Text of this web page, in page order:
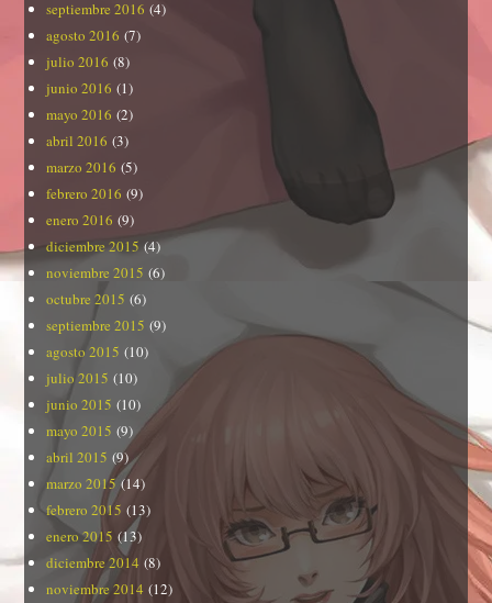
septiembre 2016 (4)
agosto 2016 (7)
julio 2016 (8)
junio 2016 (1)
mayo 2016 (2)
abril 2016 (3)
marzo 2016 (5)
febrero 2016 (9)
enero 2016 (9)
diciembre 2015 (4)
noviembre 2015 (6)
octubre 2015 (6)
septiembre 2015 (9)
agosto 2015 (10)
julio 2015 (10)
junio 2015 (10)
mayo 2015 (9)
abril 2015 (9)
marzo 2015(14)
febrero 2015 (13)
enero 2015 (13)
diciembre 2014 (8)
noviembre 2014 (12)